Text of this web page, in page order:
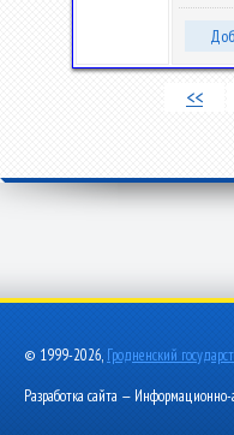
<<
© 1999-2026, Гродненский
Разработка сайта —